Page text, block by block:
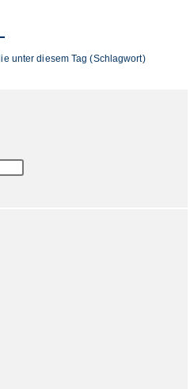
unter diesem Tag (Schlagwort)